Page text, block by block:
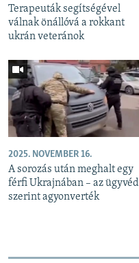
Terapeuták segítségével
válnak önállóvá a rokkant
ukrán veteránok
2025. NOVEMBER 16.
A sorozás után meghalt egy
férfi Ukrajnában – az ügyvéd
szerint agyonverték